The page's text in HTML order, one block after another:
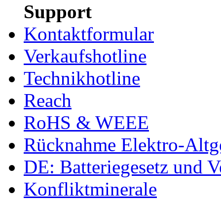
Support
Kontaktformular
Verkaufshotline
Technikhotline
Reach
RoHS & WEEE
Rücknahme Elektro-
DE: Batteriegesetz und
Konfliktminerale